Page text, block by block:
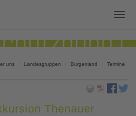
uns Landesgruppen Burgenland
Termine
Thenauer